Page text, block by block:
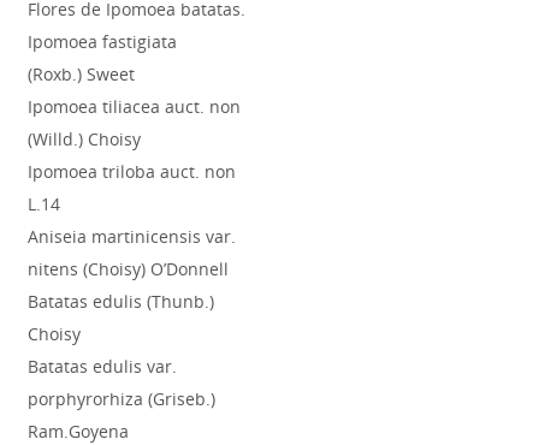
Flores de Ipomoea batatas.
Ipomoea fastigiata
(Roxb.) Sweet
Ipomoea tiliacea auct. non
(Willd.) Choisy
Ipomoea triloba auct. non
L.14
Aniseia martinicensis var.
nitens (Choisy) O’Donnell
Batatas edulis (Thunb.)
Choisy
Batatas edulis var.
porphyrorhiza (Griseb.)
Ram.Goyena